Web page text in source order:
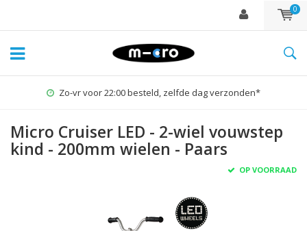
0
1% for the Planet
Micro Cruiser LED - 2-wiel vouwstep
kind - 200mm wielen - Paars
OP VOORRAAD